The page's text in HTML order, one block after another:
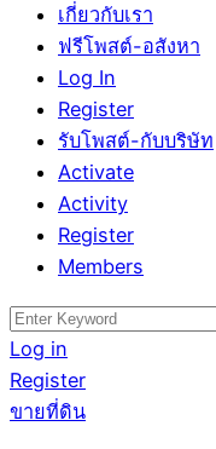
เกี่ยวกับเรา
ฟรีโพสต์-อสังหา
Log In
Register
รับโพสต์-กับบริษัท
Activate
Activity
Register
Members
Search
for:
Log in
Register
ขายที่ดิน